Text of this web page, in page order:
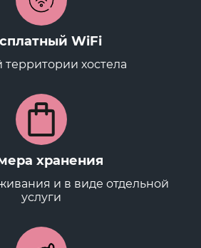
WiFi
территории хостела
хранения
и в виде отдельной
услуги